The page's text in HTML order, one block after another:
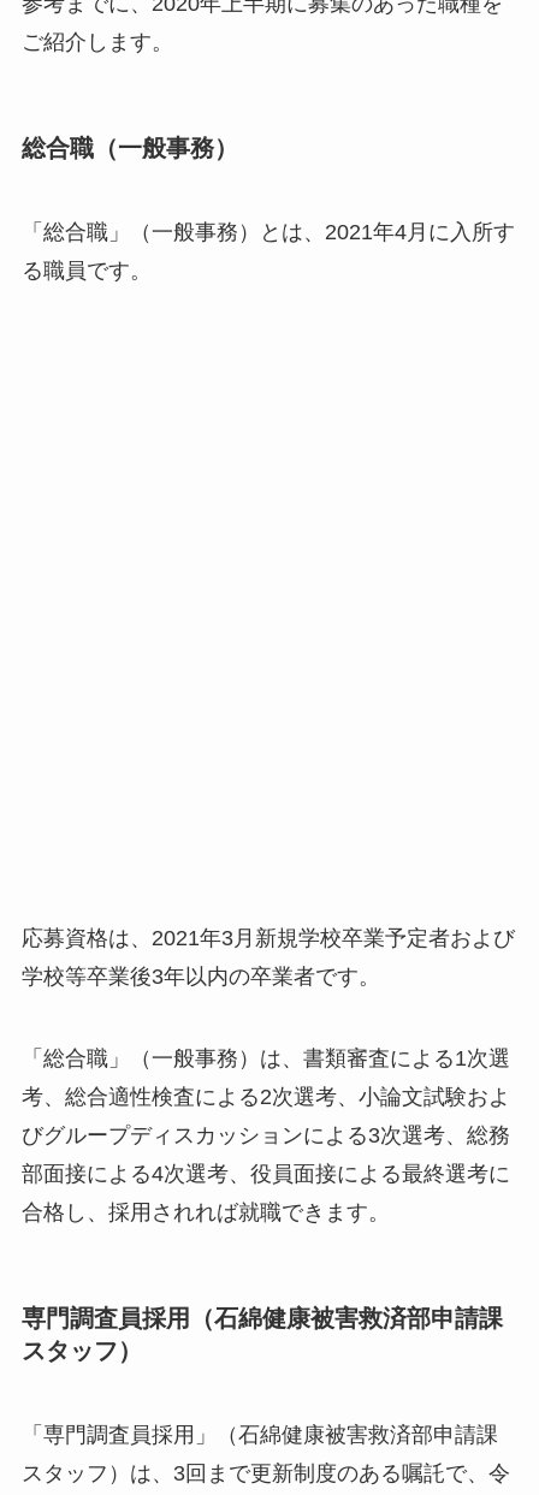
ご紹介します。
総合職（一般事務）
「総合職」（一般事務）とは、2021年4月に入所す
る職員です。
応募資格は、2021年3月新規学校卒業予定者および
学校等卒業後3年以内の卒業者です。
「総合職」（一般事務）は、書類審査による1次選
考、総合適性検査による2次選考、小論文試験およ
びグループディスカッションによる3次選考、総務
部面接による4次選考、役員面接による最終選考に
合格し、採用されれば就職できます。
専門調査員採用（石綿健康被害救済部申請課
スタッフ）
「専門調査員採用」（石綿健康被害救済部申請課
スタッフ）は、3回まで更新制度のある嘱託で、令